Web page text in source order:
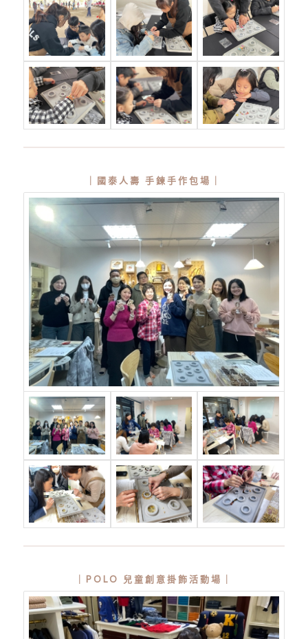
｜國泰人壽 手鍊手作包場｜
｜POLO 兒童創意掛飾活動場｜